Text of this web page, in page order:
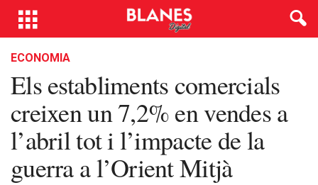
ECONOMIA
Els establiments comercials
creixen un 7,2% en vendes a
l’abril tot i l’impacte de la
guerra a l’Orient Mitjà